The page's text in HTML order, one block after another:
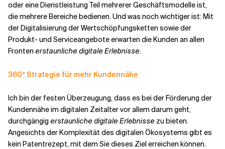
oder eine Dienstleistung Teil mehrerer Geschäftsmodelle ist,
die mehrere Bereiche bedienen. Und was noch wichtiger ist: Mit
der Digitalisierung der Wertschöpfungsketten sowie der
Produkt- und Serviceangebote erwarten die Kunden an allen
Fronten erstaunliche digitale Erlebnisse.
360° Strategie für mehr Kundennähe
Ich bin der festen Überzeugung, dass es bei der Förderung der
Kundennähe im digitalen Zeitalter vor allem darum geht,
durchgängig erstaunliche digitale Erlebnisse zu bieten.
Angesichts der Komplexität des digitalen Ökosystems gibt es
kein Patentrezept, mit dem Sie dieses Ziel erreichen können.